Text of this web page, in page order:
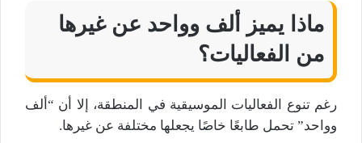
ماذا يميز ألف وواحد عن غيرها
من الفعاليات؟
رغم تنوع الفعاليات الموسيقية في المنطقة، إلا أن “ألف
وواحد” تحمل طابعًا خاصًا يجعلها مختلفة عن غيرها.